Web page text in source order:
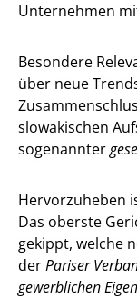
Unternehmen
Besondere
über neue
slowakischen
sogenannter
Hervorzuheben
Das oberste
gekippt, welche
derPariser
gewerblichen